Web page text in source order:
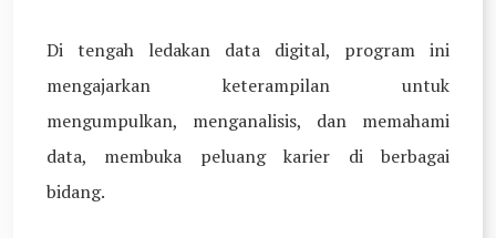
Di tengah ledakan data digital, program ini
mengajarkan keterampilan untuk
mengumpulkan, menganalisis, dan memahami
data, membuka peluang karier di berbagai
bidang.